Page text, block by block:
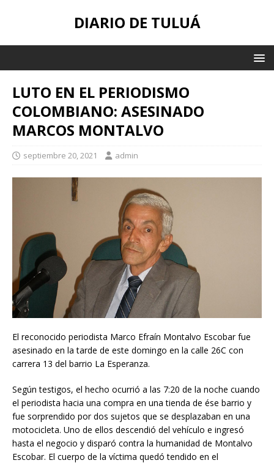
DIARIO DE TULUÁ
LUTO EN EL PERIODISMO
COLOMBIANO: ASESINADO
MARCOS MONTALVO
septiembre 20, 2021 admin
El reconocido periodista Marco Efraín Montalvo Escobar fue
asesinado en la tarde de este domingo en la calle 26C con
carrera 13 del barrio La Esperanza.
Según testigos, el hecho ocurrió a las 7:20 de la noche cuando
el periodista hacia una compra en una tienda de ése barrio y
fue sorprendido por dos sujetos que se desplazaban en una
motocicleta. Uno de ellos descendió del vehículo e ingresó
hasta el negocio y disparó contra la humanidad de Montalvo
Escobar. El cuerpo de la víctima quedó tendido en el